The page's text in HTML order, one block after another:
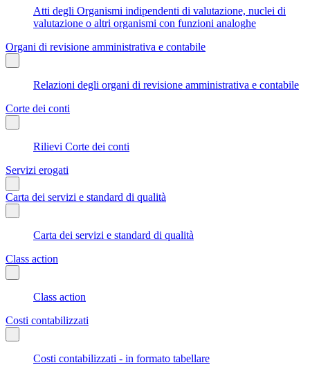
Atti degli Organismi indipendenti di valutazione, nuclei di
valutazione o altri organismi con funzioni analoghe
Organi di revisione amministrativa e contabile
Relazioni degli organi di revisione amministrativa e contabile
Corte dei conti
Rilievi Corte dei conti
Servizi erogati
Carta dei servizi e standard di qualità
Carta dei servizi e standard di qualità
Class action
Class action
Costi contabilizzati
Costi contabilizzati - in formato tabellare